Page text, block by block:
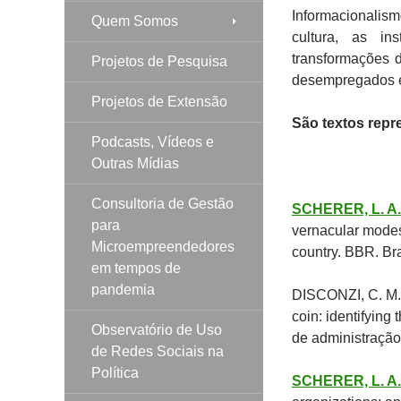
cultura, as
transformações
desempregados
São textos
SCHERER, L. A.
vernacular
country. BBR.
DISCONZI, C.
coin: identifying
de
SCHERER, L. A.
Quem Somos
Projetos de Pesquisa
Projetos de Extensão
Podcasts, Vídeos e
Outras Mídias
Consultoria de Gestão
para
Microempreendedores
em tempos de
pandemia
Observatório de Uso
de Redes Sociais na
Política